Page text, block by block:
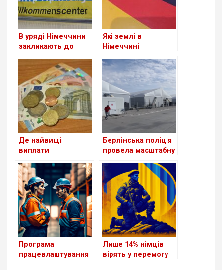
В уряді Німеччини
закликають до
для шукачів
притулку: чи
стосується це
українців?
Які землі в
Німеччині
біженців із України
станом на сьогодні
Де найвищі
виплати
біженцям серед
країн Європи?
Берлінська поліція
провела масштабну
для біженців з
України
Програма
працевлаштування
Лише 14% німців
вірять у перемогу